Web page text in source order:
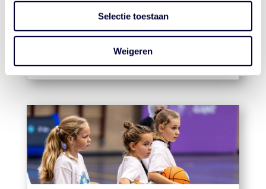
Selectie toestaan
Weigeren
BS LEIDEN V12 PAKT
LANDSKAMPIOENSCHAP